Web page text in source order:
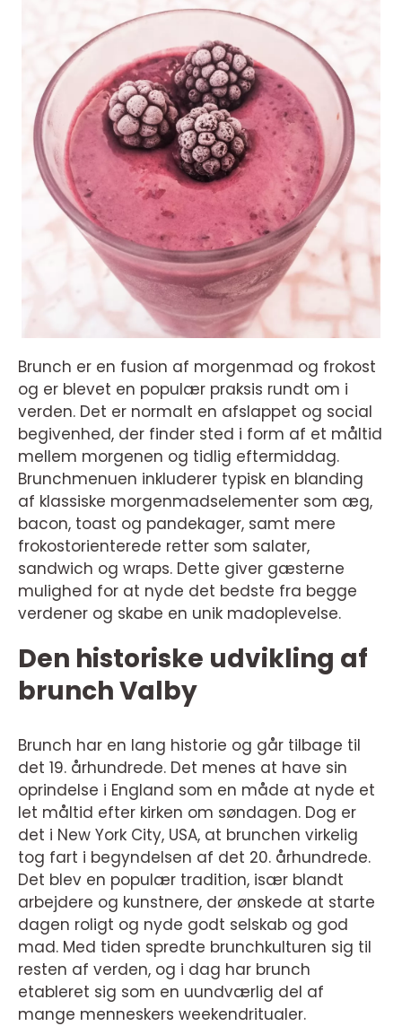
Brunch er en fusion af morgenmad og frokost
og er blevet en populær praksis rundt om i
verden. Det er normalt en afslappet og social
begivenhed, der finder sted i form af et måltid
mellem morgenen og tidlig eftermiddag.
Brunchmenuen inkluderer typisk en blanding
af klassiske morgenmadselementer som æg,
bacon, toast og pandekager, samt mere
frokostorienterede retter som salater,
sandwich og wraps. Dette giver gæsterne
mulighed for at nyde det bedste fra begge
verdener og skabe en unik madoplevelse.
Den historiske udvikling af
brunch Valby
Brunch har en lang historie og går tilbage til
det 19. århundrede. Det menes at have sin
oprindelse i England som en måde at nyde et
let måltid efter kirken om søndagen. Dog er
det i New York City, USA, at brunchen virkelig
tog fart i begyndelsen af det 20. århundrede.
Det blev en populær tradition, især blandt
arbejdere og kunstnere, der ønskede at starte
dagen roligt og nyde godt selskab og god
mad. Med tiden spredte brunchkulturen sig til
resten af verden, og i dag har brunch
etableret sig som en uundværlig del af
mange menneskers weekendritualer.